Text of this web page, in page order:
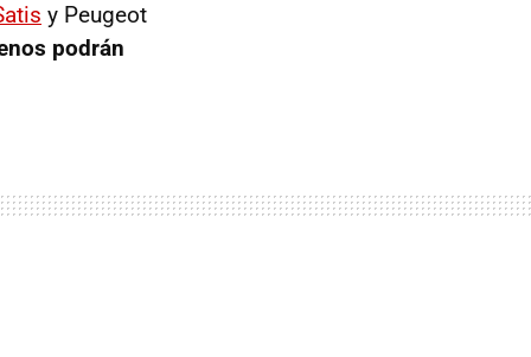
y Peugeot
podrán